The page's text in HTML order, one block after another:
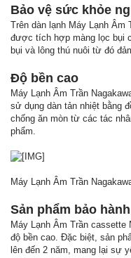
Bảo vệ sức khỏe
Trên dàn lạnh Máy Lạnh Âm
được tích hợp màng lọc bụi
bụi và lông thú nuôi từ đó
Độ bền cao
Máy Lạnh Âm Trần
sử dụng dàn tản nhiệt bằng
chống ăn mòn từ các tác
phẩm.
Máy Lạnh Âm Trần
Sản phẩm bảo
Máy Lạnh Âm Trần
độ bền cao. Đặc biệt, sản
lên đến 2 năm, mang lại sự